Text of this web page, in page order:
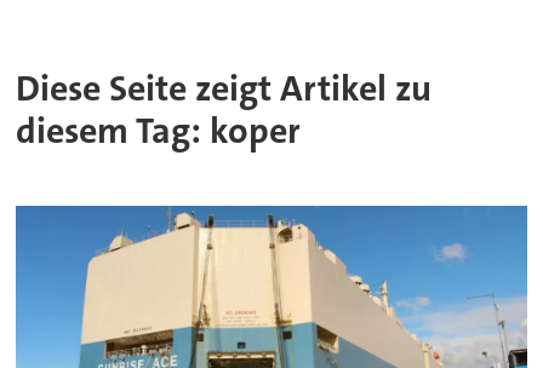
Diese Seite zeigt Artikel zu
diesem Tag: koper